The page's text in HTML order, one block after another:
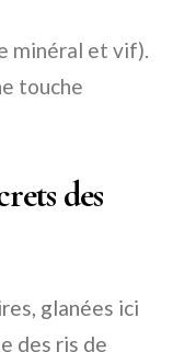
minéral et vif).
touche
des
glanées ici
des ris de